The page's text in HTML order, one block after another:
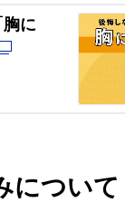
に
について